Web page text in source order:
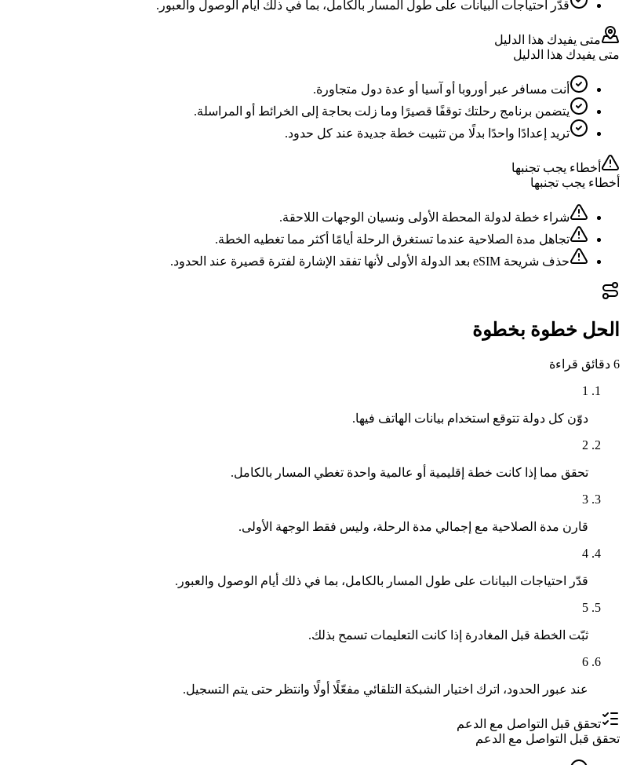
قدّر احتياجات البيانات على طول المسار بالكامل، بما في ذلك أيام الوصول والعبور.
متى يفيدك هذا الدليل
متى يفيدك هذا الدليل
أنت مسافر عبر أوروبا أو آسيا أو عدة دول متجاورة.
يتضمن برنامج رحلتك توقفًا قصيرًا وما زلت بحاجة إلى الخرائط أو المراسلة.
تريد إعدادًا واحدًا بدلًا من تثبيت خطة جديدة عند كل حدود.
أخطاء يجب تجنبها
أخطاء يجب تجنبها
شراء خطة لدولة المحطة الأولى ونسيان الوجهات اللاحقة.
تجاهل مدة الصلاحية عندما تستغرق الرحلة أيامًا أكثر مما تغطيه الخطة.
حذف شريحة eSIM بعد الدولة الأولى لأنها تفقد الإشارة لفترة قصيرة عند الحدود.
الحل خطوة بخطوة
6 دقائق
قراءة
1
دوّن كل دولة تتوقع استخدام بيانات الهاتف فيها.
2
تحقق مما إذا كانت خطة إقليمية أو عالمية واحدة تغطي المسار بالكامل.
3
قارن مدة الصلاحية مع إجمالي مدة الرحلة، وليس فقط الوجهة الأولى.
4
قدّر احتياجات البيانات على طول المسار بالكامل، بما في ذلك أيام الوصول والعبور.
5
ثبّت الخطة قبل المغادرة إذا كانت التعليمات تسمح بذلك.
6
عند عبور الحدود، اترك اختيار الشبكة التلقائي مفعّلًا أولًا وانتظر حتى يتم التسجيل.
تحقق قبل التواصل مع الدعم
تحقق قبل التواصل مع الدعم